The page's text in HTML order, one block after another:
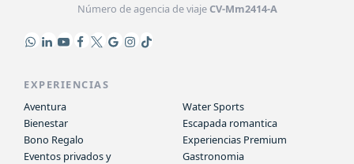
Número de agencia de viajeCV-Mm2414-A
EXPERIENCIAS
Aventura
Bienestar
Bono Regalo
Eventos privados y
Water Sports
Escapada romantica
Experiencias Premium
Gastronomia